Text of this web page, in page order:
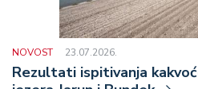
NOVOST 23.07.2026.
Rezultati ispitivanja